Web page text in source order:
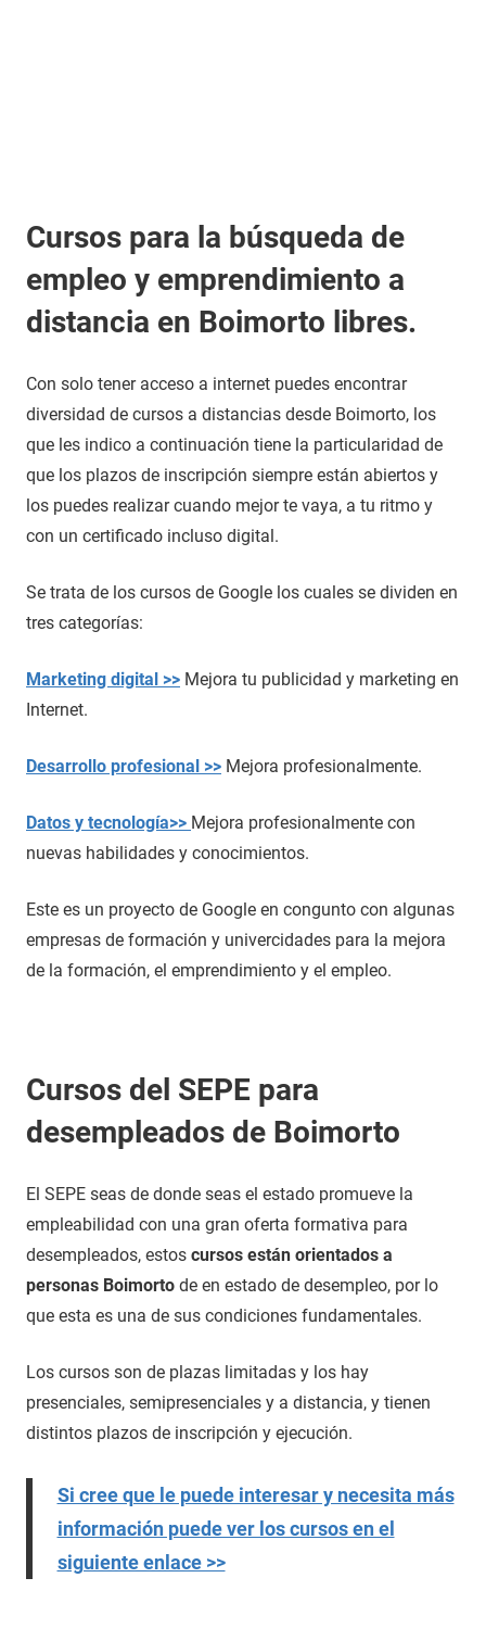
Cursos para la búsqueda de
empleo y emprendimiento a
distancia en Boimorto libres.
Con solo tener acceso a internet puedes encontrar
diversidad de cursos a distancias desde Boimorto, los
que les indico a continuación tiene la particularidad de
que los plazos de inscripción siempre están abiertos y
los puedes realizar cuando mejor te vaya, a tu ritmo y
con un certificado incluso digital.
Se trata de los cursos de Google los cuales se dividen en
tres categorías:
Marketing digital >> Mejora tu publicidad y marketing en
Internet.
Desarrollo profesional >> Mejora profesionalmente.
Datos y tecnología>> Mejora profesionalmente con
nuevas habilidades y conocimientos.
Este es un proyecto de Google en congunto con algunas
empresas de formación y univercidades para la mejora
de la formación, el emprendimiento y el empleo.
Cursos del SEPE para
desempleados de Boimorto
El SEPE seas de donde seas el estado promueve la
empleabilidad con una gran oferta formativa para
desempleados, estos cursos están orientados a
personas Boimorto de en estado de desempleo, por lo
que esta es una de sus condiciones fundamentales.
Los cursos son de plazas limitadas y los hay
presenciales, semipresenciales y a distancia, y tienen
distintos plazos de inscripción y ejecución.
Si cree que le puede interesar y necesita más
información puede ver los cursos en el
siguiente enlace >>